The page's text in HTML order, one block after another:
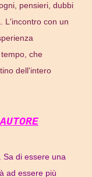
pensieri, dubbi
L'incontro con un
che
dell'intero
Sa di essere una
ad essere più